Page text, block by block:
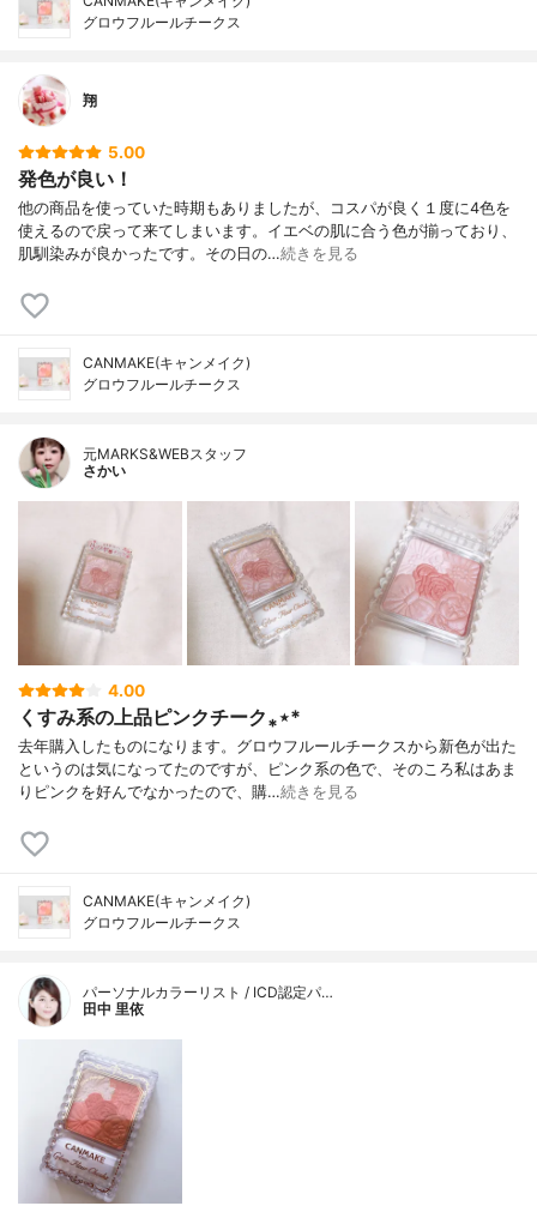
グロウフルールチークス
翔
5.00
発色が良い！
他の商品を使っていた時期もありましたが、コスパが良く１度に4色を
使えるので戻って来てしまいます。イエベの肌に合う色が揃っており、
肌馴染みが良かったです。その日の…続きを見る
CANMAKE(キャンメイク)
グロウフルールチークス
元MARKS&WEBスタッフ
さかい
4.00
くすみ系の上品ピンクチーク⁎⋆*
去年購入したものになります。グロウフルールチークスから新色が出た
というのは気になってたのですが、ピンク系の色で、そのころ私はあま
りピンクを好んでなかったので、購…続きを見る
CANMAKE(キャンメイク)
グロウフルールチークス
パーソナルカラーリスト / ICD認定パ…
田中 里依